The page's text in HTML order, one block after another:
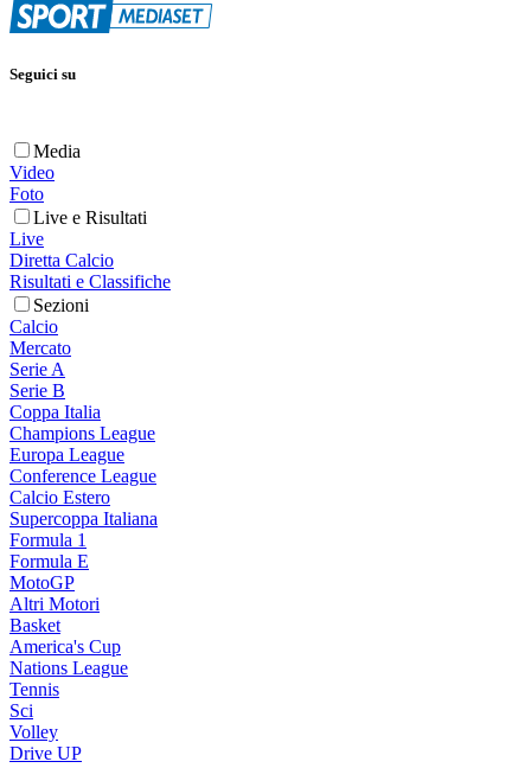
Seguici su
Media
Video
Foto
Live e Risultati
Live
Diretta Calcio
Risultati e Classifiche
Sezioni
Calcio
Mercato
Serie A
Serie B
Coppa Italia
Champions League
Europa League
Conference League
Calcio Estero
Supercoppa Italiana
Formula 1
Formula E
MotoGP
Altri Motori
Basket
America's Cup
Nations League
Tennis
Sci
Volley
Drive UP